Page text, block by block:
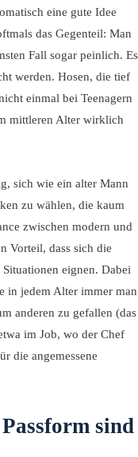
eine gute Idee
das Gegenteil: Man
Fall sogar peinlich. Es
werden. Hosen, die tief
einmal bei Teenagern
mittleren Alter wirklich
sich wie ein alter Mann
zu wählen, die kaum
zwischen modern und
Vorteil, dass sich die
eignen. Dabei
in jedem Alter immer man
anderen zu gefallen (das
im Job, wo der Chef
die angemessene
sind